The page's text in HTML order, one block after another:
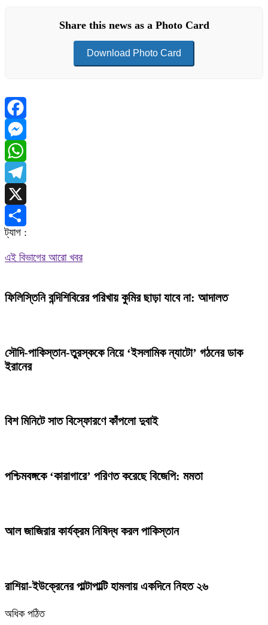
Share this news as a Photo Card
Download Photo Card
Facebook
Messenger
WhatsApp
Telegram
X
Share
ট্যাগ :
এই বিভাগের আরো খবর
ফিলিস্তিনি বন্দিশিবিরের পরিখায় কুমির ছাড়া যাবে না: আদালত
সৌদি-পাকিস্তান-তুরস্ককে নিয়ে ‘ইসলামিক ন্যাটো’ গঠনের ডাক
ইরানের
বিশ মিনিটে সাত বিস্ফোরণে কাঁপলো দুবাই
পশ্চিমবঙ্গকে ‘কারাগারে’ পরিণত করেছে বিজেপি: মমতা
আল জাজিরার কার্যক্রম নিষিদ্ধ করল পাকিস্তান
রাশিয়া-ইউক্রেনের পাল্টাপাল্টি হামলায় একদিনে নিহত ২৬
অধিক পঠিত